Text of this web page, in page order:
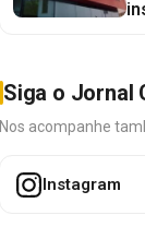
Siga o Jornal
Nos acompanhe
Instagram